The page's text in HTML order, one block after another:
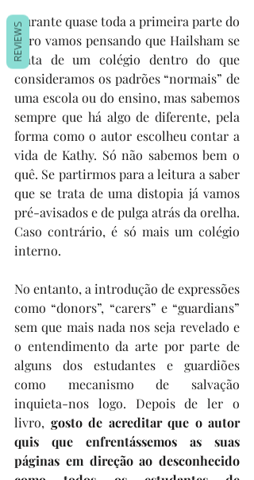
Durante quase toda a primeira parte do
livro vamos pensando que Hailsham se
trata de um colégio dentro do que
consideramos os padrões “normais” de
uma escola ou do ensino, mas sabemos
sempre que há algo de diferente, pela
forma como o autor escolheu contar a
vida de Kathy. Só não sabemos bem o
quê. Se partirmos para a leitura a saber
que se trata de uma distopia já vamos
pré-avisados e de pulga atrás da orelha.
Caso contrário, é só mais um colégio
interno.
No entanto, a introdução de expressões
como “donors”, “carers” e “guardians”
sem que mais nada nos seja revelado e
o entendimento da arte por parte de
alguns dos estudantes e guardiões
como mecanismo de salvação
inquieta-nos logo. Depois de ler o
livro, gosto de acreditar que o autor
quis que enfrentássemos as suas
páginas em direção ao desconhecido
REVIEWS